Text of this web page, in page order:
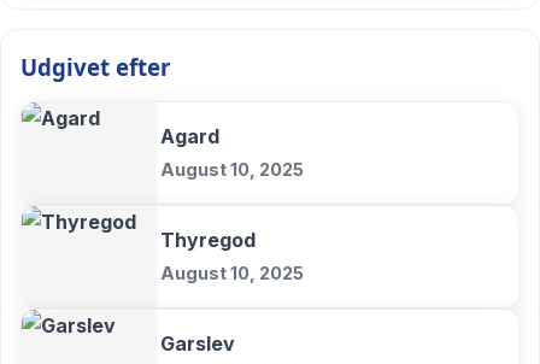
Udgivet efter
Agard
August 10, 2025
Thyregod
August 10, 2025
Garslev